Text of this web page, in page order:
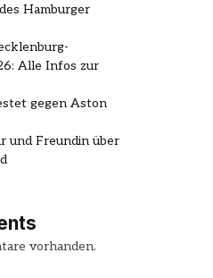
Hamburger
Alle Infos zur
gegen Aston
und Freundin über
vorhanden.